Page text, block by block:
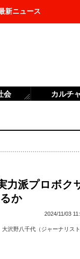
新ニュース
力派プロボク
か
2024/11/03
大沢野八千代（ジャーナリスト
会 カルチ